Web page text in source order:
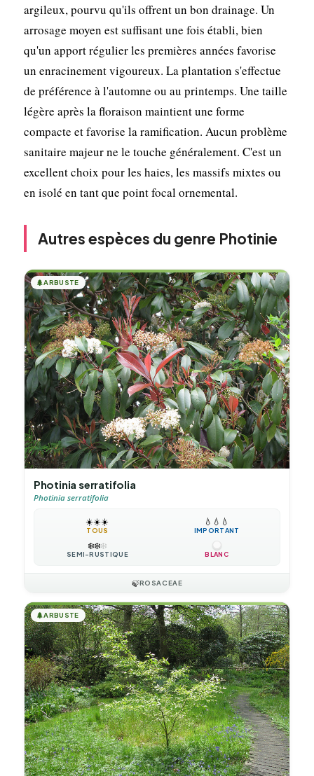
argileux, pourvu qu'ils offrent un bon drainage. Un
arrosage moyen est suffisant une fois établi, bien
qu'un apport régulier les premières années favorise
un enracinement vigoureux. La plantation s'effectue
de préférence à l'automne ou au printemps. Une taille
légère après la floraison maintient une forme
compacte et favorise la ramification. Aucun problème
sanitaire majeur ne le touche généralement. C'est un
excellent choix pour les haies, les massifs mixtes ou
en isolé en tant que point focal ornemental.
Autres espèces du genre Photinie
🌲ARBUSTE
Photinia serratifolia
Photinia serratifolia
☀️☀️☀️
TOUS
💧 💧 💧
IMPORTANT
❄️❄️❄️
SEMI-RUSTIQUE BLANC
🍃ROSACEAE
🌲ARBUSTE